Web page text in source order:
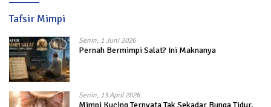
Tafsir Mimpi
Senin, 1 Juni 2026
Pernah Bermimpi Salat? Ini Maknanya
Senin, 13 April 2026
Mimpi Kucing Ternyata Tak Sekadar Bunga Tidur,